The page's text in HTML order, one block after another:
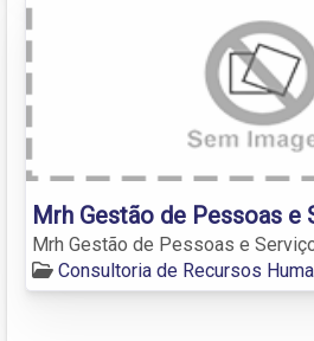
Mrh Gestão de Pessoas e
Mrh Gestão de Pessoas e
Consultoria de Recursos